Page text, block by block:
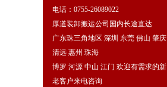
电话：0755-26089022
厚道装卸搬运公司国内长途直达
广东珠三角地区 深圳 东莞 佛山 肇庆
清远 惠州 珠海
博罗 河源 中山 江门 欢迎有需求的新
老客户来电咨询